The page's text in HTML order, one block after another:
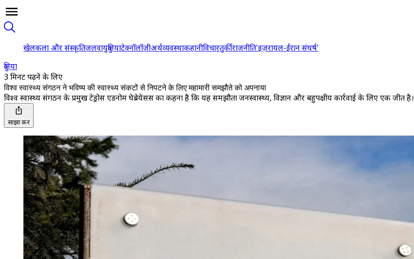
खेलकला और संस्कृतिजलवायुदुनियाटेक्नॉलॉजीअर्थव्यवस्थाकहानीविचारतुर्कीराजनीति'इज़रायल-ईरान संघर्ष'
दुनिया
3 मिनट पढ़ने के लिए
विश्व स्वास्थ्य संगठन ने भविष्य की स्वास्थ्य संकटों से निपटने के लिए महामारी समझौते को अपनाया
विश्व स्वास्थ्य संगठन के प्रमुख टेड्रोस एडनोम घेब्रेयेसस का कहना है कि यह समझौता जनस्वास्थ्य, विज्ञान और बहुपक्षीय कार्रवाई के लिए एक जीत है।
साझा करें